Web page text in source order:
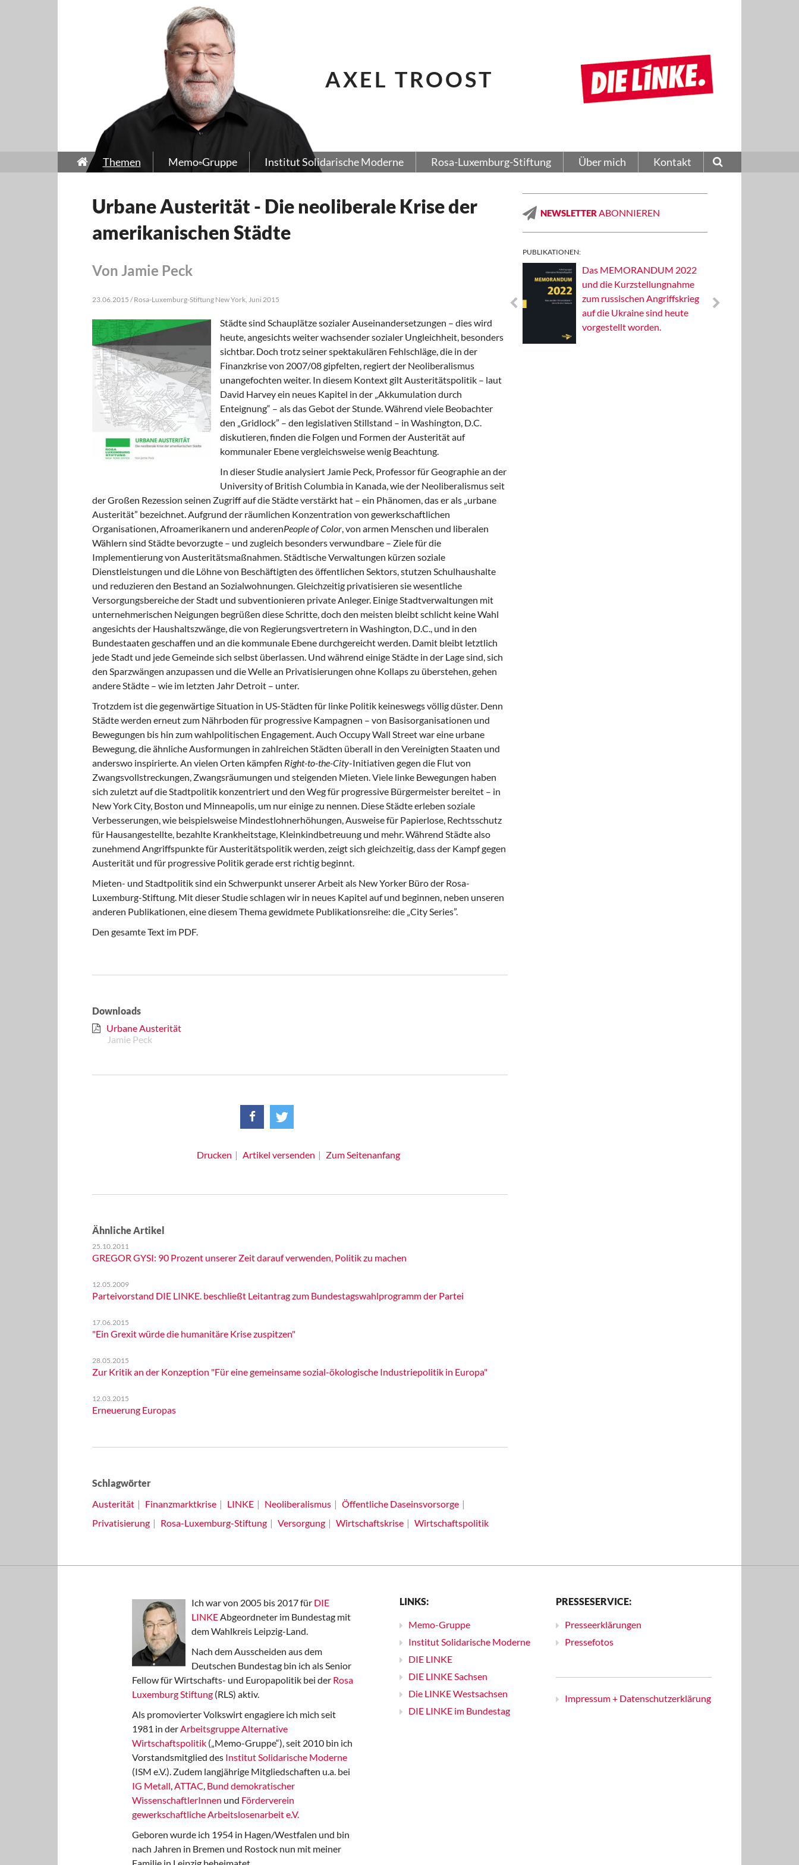
AXEL TROOST
Themen Memo-Gruppe Institut Solidarische Moderne Rosa-Luxemburg-Stiftung Über mich Kontakt
Urbane Austerität - Die neoliberale Krise der
amerikanischen Städte
Von Jamie Peck
23.06.2015 / Rosa-Luxemburg-Stiftung New York, Juni 2015
Städte sind Schauplätze sozialer Auseinandersetzungen – dies wird
heute, angesichts weiter wachsender sozialer Ungleichheit, besonders
sichtbar. Doch trotz seiner spektakulären Fehlschläge, die in der
Finanzkrise von 2007/08 gipfelten, regiert der Neoliberalismus
unangefochten weiter. In diesem Kontext gilt Austeritätspolitik – laut
David Harvey ein neues Kapitel in der „Akkumulation durch
Enteignung“ – als das Gebot der Stunde. Während viele Beobachter
den „Gridlock” – den legislativen Stillstand – in Washington, D.C.
diskutieren, finden die Folgen und Formen der Austerität auf
kommunaler Ebene vergleichsweise wenig Beachtung.
In dieser Studie analysiert Jamie Peck, Professor für Geographie an der
University of British Columbia in Kanada, wie der Neoliberalismus seit
der Großen Rezession seinen Zugriff auf die Städte verstärkt hat – ein Phänomen, das er als „urbane
Austerität” bezeichnet. Aufgrund der räumlichen Konzentration von gewerkschaftlichen
Organisationen, Afroamerikanern und anderenPeople of Color, von armen Menschen und liberalen
Wählern sind Städte bevorzugte – und zugleich besonders verwundbare – Ziele für die
Implementierung von Austeritätsmaßnahmen. Städtische Verwaltungen kürzen soziale
Dienstleistungen und die Löhne von Beschäftigten des öffentlichen Sektors, stutzen Schulhaushalte
und reduzieren den Bestand an Sozialwohnungen. Gleichzeitig privatisieren sie wesentliche
Versorgungsbereiche der Stadt und subventionieren private Anleger. Einige Stadtverwaltungen mit
unternehmerischen Neigungen begrüßen diese Schritte, doch den meisten bleibt schlicht keine Wahl
angesichts der Haushaltszwänge, die von Regierungsvertretern in Washington, D.C., und in den
Bundestaaten geschaffen und an die kommunale Ebene durchgereicht werden. Damit bleibt letztlich
jede Stadt und jede Gemeinde sich selbst überlassen. Und während einige Städte in der Lage sind, sich
den Sparzwängen anzupassen und die Welle an Privatisierungen ohne Kollaps zu überstehen, gehen
andere Städte – wie im letzten Jahr Detroit – unter.
Trotzdem ist die gegenwärtige Situation in US-Städten für linke Politik keineswegs völlig düster. Denn
Städte werden erneut zum Nährboden für progressive Kampagnen – von Basisorganisationen und
Bewegungen bis hin zum wahlpolitischen Engagement. Auch Occupy Wall Street war eine urbane
Bewegung, die ähnliche Ausformungen in zahlreichen Städten überall in den Vereinigten Staaten und
anderswo inspirierte. An vielen Orten kämpfen Right-to-the-City-Initiativen gegen die Flut von
Zwangsvollstreckungen, Zwangsräumungen und steigenden Mieten. Viele linke Bewegungen haben
sich zuletzt auf die Stadtpolitik konzentriert und den Weg für progressive Bürgermeister bereitet – in
New York City, Boston und Minneapolis, um nur einige zu nennen. Diese Städte erleben soziale
Verbesserungen, wie beispielsweise Mindestlohnerhöhungen, Ausweise für Papierlose, Rechtsschutz
für Hausangestellte, bezahlte Krankheitstage, Kleinkindbetreuung und mehr. Während Städte also
zunehmend Angriffspunkte für Austeritätspolitik werden, zeigt sich gleichzeitig, dass der Kampf gegen
Austerität und für progressive Politik gerade erst richtig beginnt.
Mieten- und Stadtpolitik sind ein Schwerpunkt unserer Arbeit als New Yorker Büro der Rosa-
Luxemburg-Stiftung. Mit dieser Studie schlagen wir in neues Kapitel auf und beginnen, neben unseren
anderen Publikationen, eine diesem Thema gewidmete Publikationsreihe: die „City Series”.
Den gesamte Text im PDF.
Downloads
Urbane Austerität
Jamie Peck
Drucken Artikel versenden Zum Seitenanfang
Ähnliche Artikel
25.10.2011
GREGOR GYSI: 90 Prozent unserer Zeit darauf verwenden, Politik zu machen
12.05.2009
Parteivorstand DIE LINKE. beschließt Leitantrag zum Bundestagswahlprogramm der Partei
17.06.2015
"Ein Grexit würde die humanitäre Krise zuspitzen"
28.05.2015
Zur Kritik an der Konzeption "Für eine gemeinsame sozial-ökologische Industriepolitik in Europa"
12.03.2015
Erneuerung Europas
Schlagwörter
Austerität
Finanzmarktkrise LINKE Neoliberalismus
Öffentliche Daseinsvorsorge
Privatisierung
Rosa-Luxemburg-Stiftung Versorgung Wirtschaftskrise Wirtschaftspolitik
NEWSLETTER ABONNIEREN
PUBLIKATIONEN:
Das MEMORANDUM 2022
und die Kurzstellungnahme
zum russischen Angriffskrieg
auf die Ukraine sind heute
vorgestellt worden.
Ich war von 2005 bis 2017 für DIE
LINKEAbgeordneter im Bundestag mit
dem Wahlkreis Leipzig-Land.
Nach dem Ausscheiden aus dem
Deutschen Bundestag bin ich als Senior
Fellow für Wirtschafts- und Europapolitik bei der Rosa
Luxemburg Stiftung (RLS) aktiv.
Als promovierter Volkswirt engagiere ich mich seit
1981 in derArbeitsgruppe Alternative
Wirtschaftspolitik („Memo-Gruppe“), seit 2010 bin ich
Vorstandsmitglied des Institut Solidarische Moderne
(ISM e.V.). Zudem langjährige Mitgliedschaften u.a. bei
IG Metall,ATTAC, Bund demokratischer
WissenschaftlerInnen und Förderverein
gewerkschaftliche Arbeitslosenarbeit e.V.
Geboren wurde ich 1954 in Hagen/Westfalen und bin
nach Jahren in Bremen und Rostock nun mit meiner
LINKS:
Memo-Gruppe
Institut Solidarische Moderne
DIE LINKE
DIE LINKE Sachsen
Die LINKE Westsachsen
DIE LINKE im Bundestag
PRESSESERVICE:
Presseerklärungen
Pressefotos
Impressum + Datenschutzerklärung